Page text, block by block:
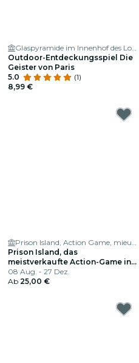
Glaspyramide im Innenhof des Louvre
Outdoor-Entdeckungsspiel Die
Geister von Paris
5.0
(1)
8,99 €
Prison Island, Action Game, mieux qu'un Escape game
Prison Island, das
meistverkaufte Action-Game in
Frankreich
08 Aug. - 27 Dez.
Ab 25,00 €